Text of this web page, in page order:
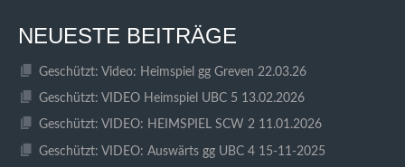
NEUESTE BEITRÄGE
Geschützt: Video: Heimspiel gg Greven 22.03.26
Geschützt: VIDEO Heimspiel UBC 5 13.02.2026
Geschützt: VIDEO: HEIMSPIEL SCW 2 11.01.2026
Geschützt: VIDEO: Auswärts gg UBC 4 15-11-2025